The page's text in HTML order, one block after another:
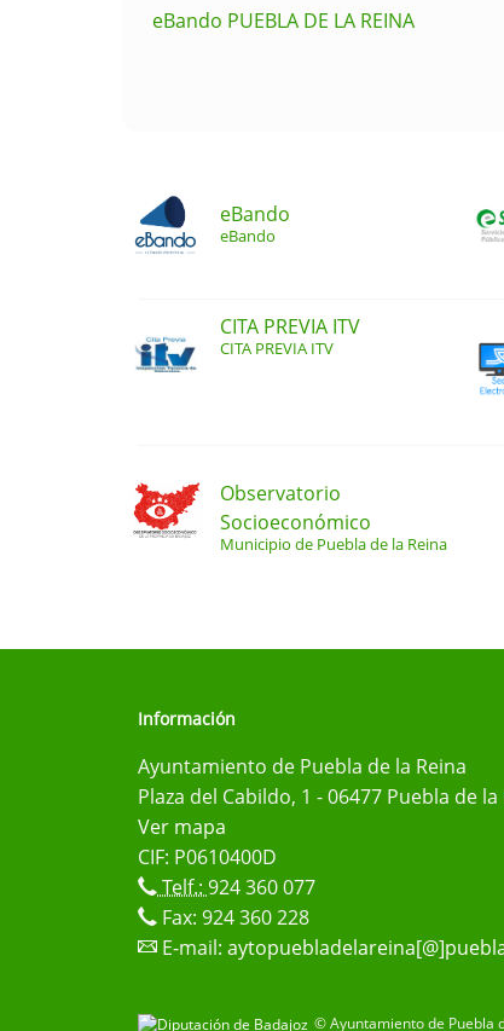
eBando PUEBLA DE LA REINA
eBando
eBando
CITA PREVIA ITV
CITA PREVIA ITV
Observatorio
Socioeconómico
Municipio de Puebla de la Reina
Información
Ayuntamiento de Puebla de la Reina
Plaza del Cabildo, 1 - 06477 Puebla de la
Ver mapa
CIF: P0610400D
Telf.: 924 360 077
Fax: 924 360 228
E-mail:
© Ayuntamiento de Puebla